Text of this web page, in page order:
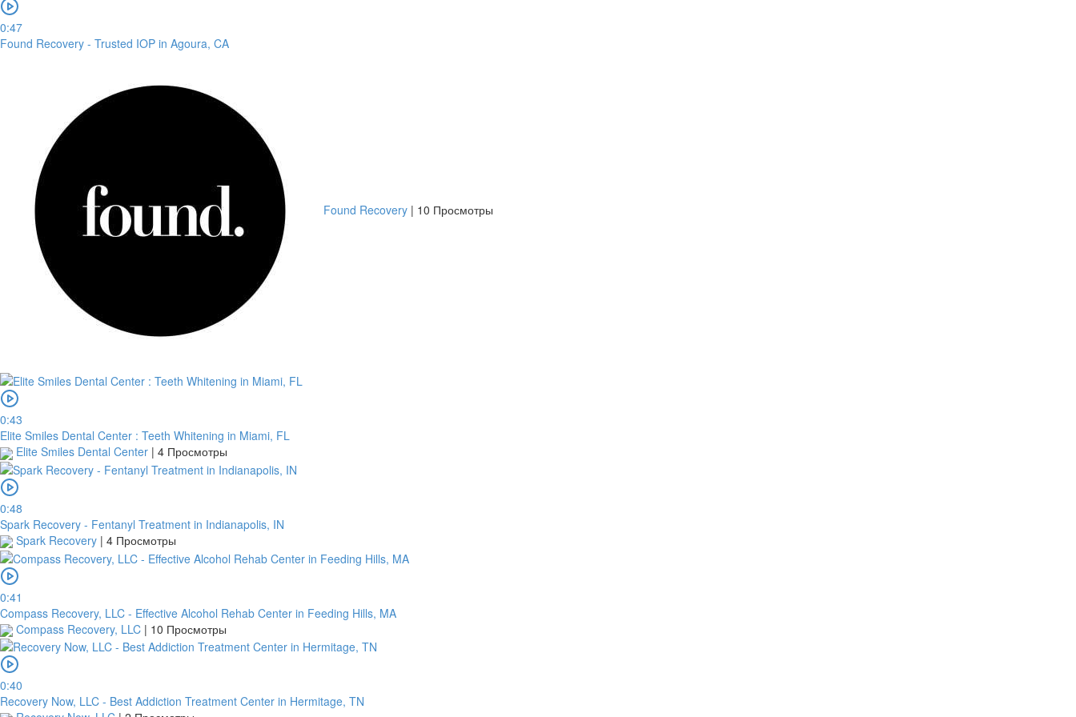
0:47
Found Recovery - Trusted IOP in Agoura, CA
Found Recovery | 10 Просмотры
0:43
Elite Smiles Dental Center : Teeth Whitening in Miami, FL
Elite Smiles Dental Center | 4 Просмотры
0:48
Spark Recovery - Fentanyl Treatment in Indianapolis, IN
Spark Recovery | 4 Просмотры
0:41
Compass Recovery, LLC - Effective Alcohol Rehab Center in Feeding Hills, MA
Compass Recovery, LLC | 10 Просмотры
0:40
Recovery Now, LLC - Best Addiction Treatment Center in Hermitage, TN